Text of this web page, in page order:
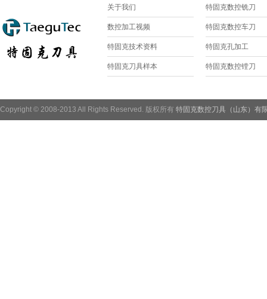
关于我们
数控加工视频
特固克技术资料
特固克刀具样本
特固克数控铣刀
特固克数控车刀
特固克孔加工
特固克数控镗刀
Copyright © 2008-2013 All Rights Reserved. 版权所有 特固克数控刀具（山东）有